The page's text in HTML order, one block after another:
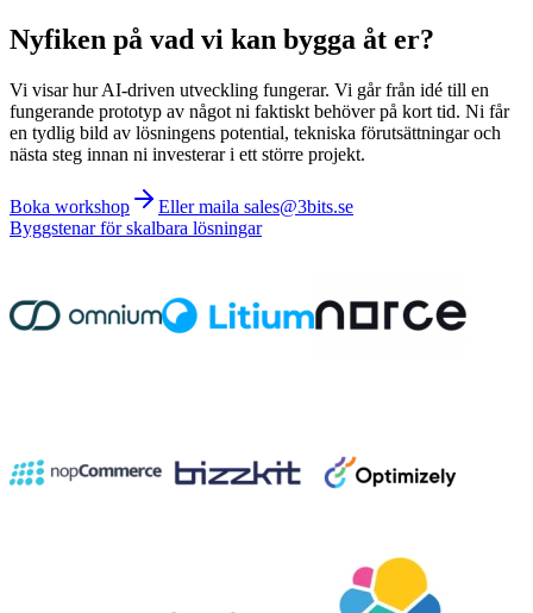
Nyfiken på vad vi kan bygga åt er?
Vi visar hur AI-driven utveckling fungerar. Vi går från idé till en
fungerande prototyp av något ni faktiskt behöver på kort tid. Ni får
en tydlig bild av lösningens potential, tekniska förutsättningar och
nästa steg innan ni investerar i ett större projekt.
Boka workshop
Eller maila sales@3bits.se
Byggstenar för skalbara lösningar